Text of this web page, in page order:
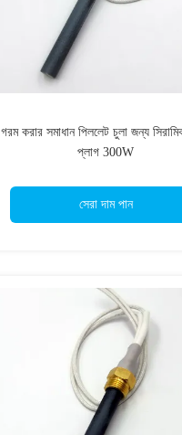
গরম করার সমাধান পিললেট চুলা জন্য
প্লাগ 300W
সেরা দাম পান